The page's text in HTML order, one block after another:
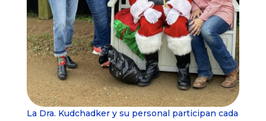
La Dra. Kudchadker y su personal participan cada